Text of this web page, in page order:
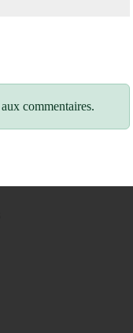
commentaires.